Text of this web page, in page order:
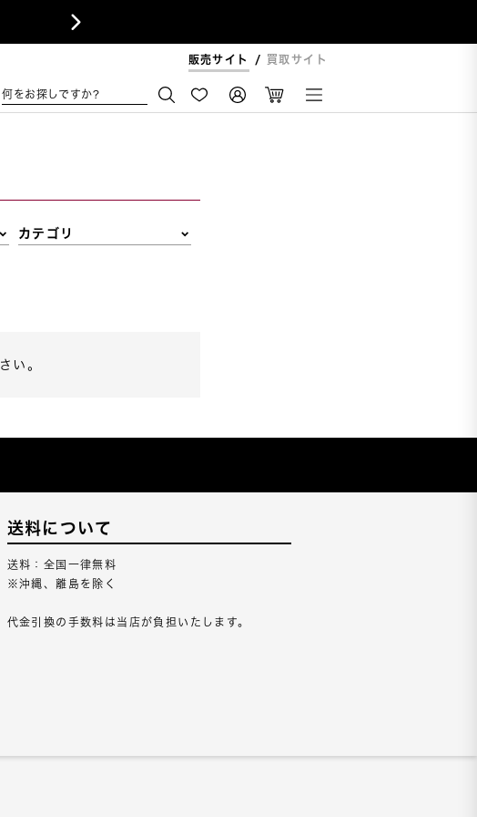

販売サイト 買取サイト
何をお探しですか?
カテゴリ
い。
送料について
送料：全国一律無料
※沖縄、離島を除く
代金引換の手数料は当店が負担いたします。